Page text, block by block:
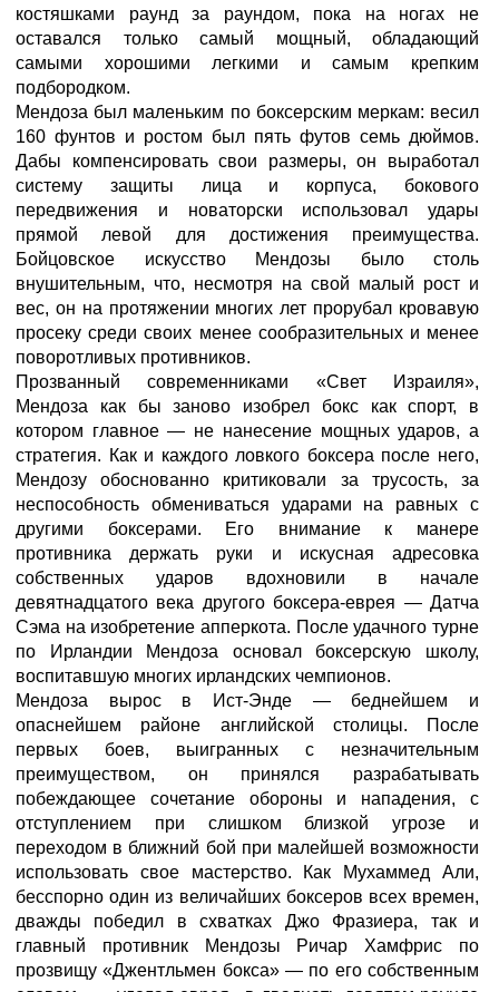
костяшками раунд за раундом, пока на ногах не
оставался только самый мощный, обладающий
самыми хорошими легкими и самым крепким
подбородком.
Мендоза был маленьким по боксерским меркам: весил
160 фунтов и ростом был пять футов семь дюймов.
Дабы компенсировать свои размеры, он выработал
систему защиты лица и корпуса, бокового
передвижения и новаторски использовал удары
прямой левой для достижения преимущества.
Бойцовское искусство Мендозы было столь
внушительным, что, несмотря на свой малый рост и
вес, он на протяжении многих лет прорубал кровавую
просеку среди своих менее сообразительных и менее
поворотливых противников.
Прозванный современниками «Свет Израиля»,
Мендоза как бы заново изобрел бокс как спорт, в
котором главное — не нанесение мощных ударов, а
стратегия. Как и каждого ловкого боксера после него,
Мендозу обоснованно критиковали за трусость, за
неспособность обмениваться ударами на равных с
другими боксерами. Его внимание к манере
противника держать руки и искусная адресовка
собственных ударов вдохновили в начале
девятнадцатого века другого боксера-еврея — Датча
Сэма на изобретение апперкота. После удачного турне
по Ирландии Мендоза основал боксерскую школу,
воспитавшую многих ирландских чемпионов.
Мендоза вырос в Ист-Энде — беднейшем и
опаснейшем районе английской столицы. После
первых боев, выигранных с незначительным
преимуществом, он принялся разрабатывать
побеждающее сочетание обороны и нападения, с
отступлением при слишком близкой угрозе и
переходом в ближний бой при малейшей возможности
использовать свое мастерство. Как Мухаммед Али,
бесспорно один из величайших боксеров всех времен,
дважды победил в схватках Джо Фразиера, так и
главный противник Мендозы Ричар Хамфрис по
прозвищу «Джентльмен бокса» — по его собственным